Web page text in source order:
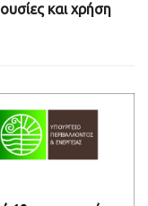
και χρήση